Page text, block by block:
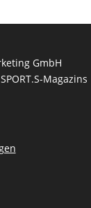
GmbH
Magazins